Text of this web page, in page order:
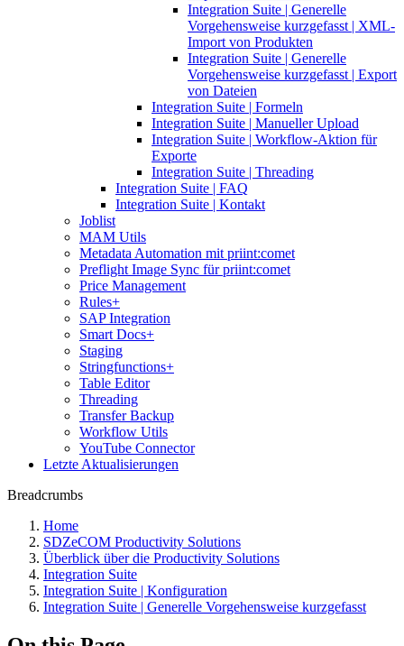
Integration Suite | Generelle
Vorgehensweise kurzgefasst | XML-
Import von Produkten
Integration Suite | Generelle
Vorgehensweise kurzgefasst | Export
von Dateien
Integration Suite | Formeln
Integration Suite | Manueller Upload
Integration Suite | Workflow-Aktion für
Exporte
Integration Suite | Threading
Integration Suite | FAQ
Integration Suite | Kontakt
Joblist
MAM Utils
Metadata Automation mit priint:comet
Preflight Image Sync für priint:comet
Price Management
Rules+
SAP Integration
Smart Docs+
Staging
Stringfunctions+
Table Editor
Threading
Transfer Backup
Workflow Utils
YouTube Connector
Letzte Aktualisierungen
Breadcrumbs
Home
SDZeCOM Productivity Solutions
Überblick über die Productivity Solutions
Integration Suite
Integration Suite | Konfiguration
Integration Suite | Generelle Vorgehensweise kurzgefasst